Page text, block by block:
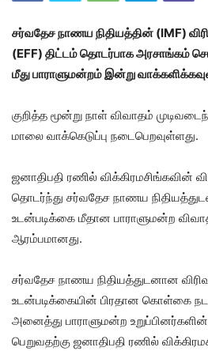
சர்வதேச நாணய நிதியத்தின் (IMF)
(EFF) திட்டம் தொடர்பாக அரசாங்கம்
மீது பாராளுமன்றம் இன்று
குறித்த மூன்று நாள் விவாதம்
மாலை வாக்கெடுப்பு நடைபெறவுள்ளது.
ஜனாதிபதி ரணில் விக்கிரமசிங்கவின்
தொடர்ந்து சர்வதேச நாணய
உடன்படிக்கை மீதான பாராளுமன்ற
ஆரம்பமானது.
சர்வதேச நாணய நிதியத்துடனான
உடன்படிக்கையின் பிரதான கொள்கை
அனைத்து பாராளுமன்ற
பெறுவதற்கு ஜனாதிபதி ரணில்